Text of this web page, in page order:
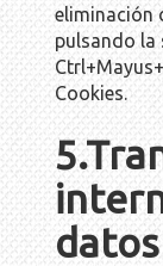
eliminación
pulsando la
Cookies.
datos